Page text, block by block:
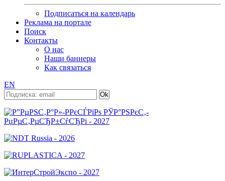
Подписаться на календарь
Реклама на портале
Поиск
Контакты
О нас
Наши баннеры
Как связаться
EN